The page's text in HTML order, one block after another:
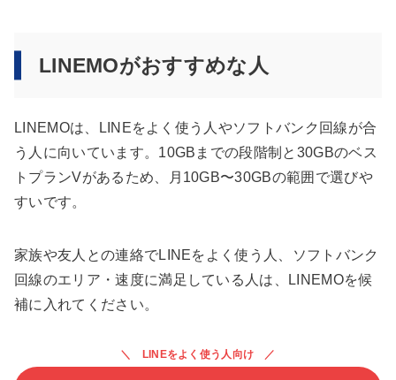
LINEMOがおすすめな人
LINEMOは、LINEをよく使う人やソフトバンク回線が合
う人に向いています。10GBまでの段階制と30GBのベス
トプランVがあるため、月10GB〜30GBの範囲で選びや
すいです。
家族や友人との連絡でLINEをよく使う人、ソフトバンク
回線のエリア・速度に満足している人は、LINEMOを候
補に入れてください。
LINEをよく使う人向け